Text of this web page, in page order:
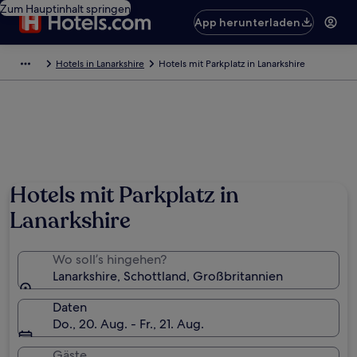
Zum Hauptinhalt springen
App herunterladen
Hotels in Lanarkshire Hotels mit Parkplatz in Lanarkshire
Hotels mit Parkplatz in
Lanarkshire
Wo soll’s hingehen?
Lanarkshire, Schottland, Großbritannien
Daten
Do., 20. Aug. - Fr., 21. Aug.